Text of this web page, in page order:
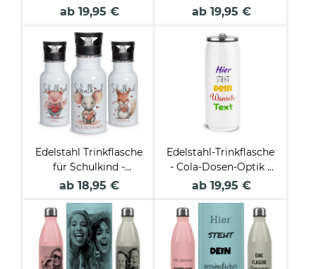
Wunschtext - 4
ab 19,95 €
Name gestalten -
420 ml
ab 19,95 €
Edelstahl Trinkflasche
für Schulkind -
verschiedene
Name und Jahr
personalisierbar - 500
ml
ab 18,95 €
Edelstahl-Trinkflasche
- Cola-Dosen-Optik -
mit Wunschtext
ab 19,95 €